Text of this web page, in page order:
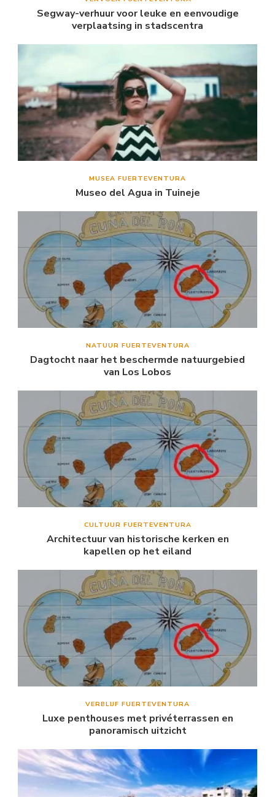
Segway-verhuur voor leuke en eenvoudige
verplaatsing in stadscentra
MUSEA FUERTEVENTURA
Museo del Agua in Tuineje
NATUUR FUERTEVENTURA
Dagtocht naar het beschermde natuurgebied
van Los Lobos
CULTUUR FUERTEVENTURA
Architectuur van historische kerken en
kapellen op het eiland
VERBLIJF FUERTEVENTURA
Luxe penthouses met privéterrassen en
panoramisch uitzicht